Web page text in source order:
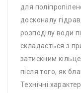
для
досконалу
розподілу води
складається з
затискним
після того, як
Технічні